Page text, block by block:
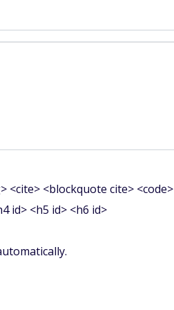
<cite> <blockquote cite>
id> <h5 id> <h6 id>